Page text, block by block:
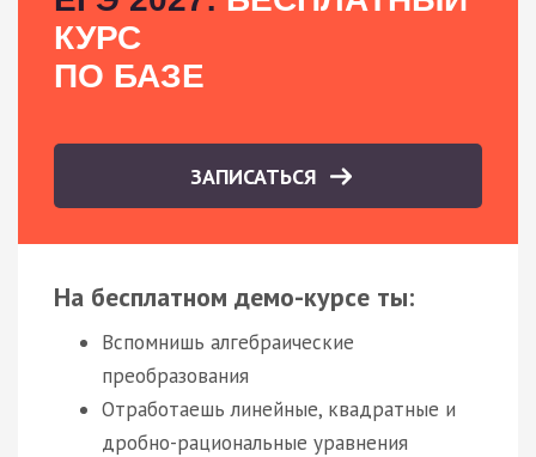
КУРС
ПО БАЗЕ
ЗАПИСАТЬСЯ
На бесплатном демо-курсе ты:
Вспомнишь алгебраические
преобразования
Отработаешь линейные, квадратные и
дробно-рациональные уравнения